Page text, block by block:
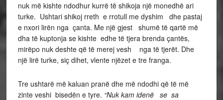
nuk më kishte ndodhur kurrë të shikoja një monedhë ari
turke. Ushtari shikoj rreth e rrotull me dyshim dhe pastaj
e nxori lirën nga çanta. Me një gjest shumë të qartë më
dha të kuptonja se kishte edhe të tjera brenda çantës,
mirëpo nuk deshte që të merej vesh nga të tjerët. Dhe
një lirë turke, siç dihet, vlente njëzet e tre franga.
Tre ushtarë më kaluan pranë dhe më ndodhi që të më
zinte veshi bisedën e tyre. “Nuk kam idenë se sa